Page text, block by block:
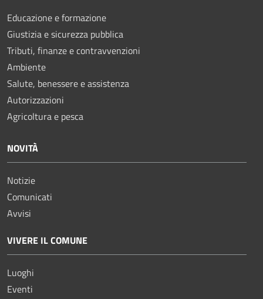
Educazione e formazione
Giustizia e sicurezza pubblica
Tributi, finanze e contravvenzioni
Ambiente
Salute, benessere e assistenza
Autorizzazioni
Agricoltura e pesca
NOVITÀ
Notizie
Comunicati
Avvisi
VIVERE IL COMUNE
Luoghi
Eventi